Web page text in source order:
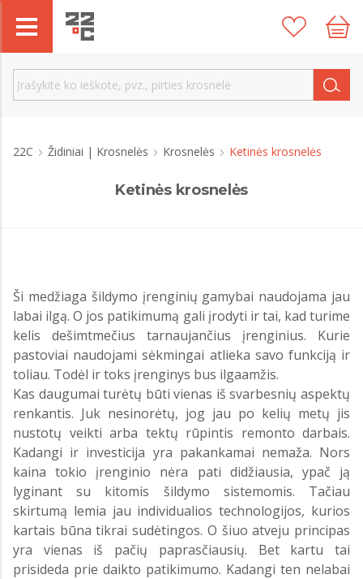
22C Židiniai | Krosnelės Krosnelės Ketinės krosnelės
Ketinės krosnelės
Ši medžiaga šildymo įrenginių gamybai naudojama jau
labai ilgą. O jos patikimumą gali įrodyti ir tai, kad turime
kelis dešimtmečius tarnaujančius įrenginius. Kurie
pastoviai naudojami sėkmingai atlieka savo funkciją ir
toliau. Todėl ir toks įrenginys bus ilgaamžis.
Kas daugumai turėtų būti vienas iš svarbesnių aspektų
renkantis. Juk nesinorėtų, jog jau po kelių metų jis
nustotų veikti arba tektų rūpintis remonto darbais.
Kadangi ir investicija yra pakankamai nemaža. Nors
kaina tokio įrenginio nėra pati didžiausia, ypač ją
lyginant su kitomis šildymo sistemomis. Tačiau
skirtumą lemia jau individualios technologijos, kurios
kartais būna tikrai sudėtingos. O šiuo atveju principas
yra vienas iš pačių paprasčiausių. Bet kartu tai
prisideda prie daikto patikimumo. Kadangi ten nelabai